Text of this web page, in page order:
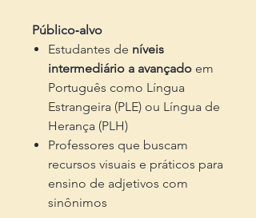
Público‑alvo
Estudantes de níveis
intermediário a avançado em
Português como Língua
Estrangeira (PLE) ou Língua de
Herança (PLH)
Professores que buscam
recursos visuais e práticos para
ensino de adjetivos com
sinônimos